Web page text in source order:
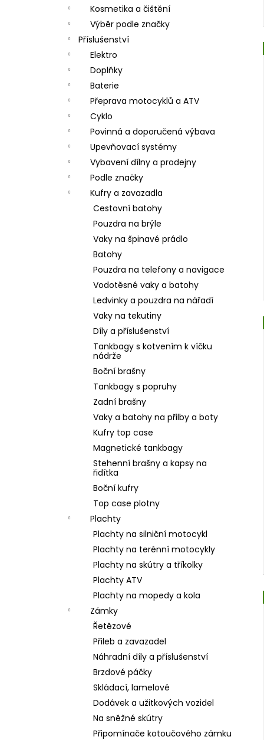
Kosmetika a čištění
Výběr podle značky
Příslušenství
Elektro
Doplňky
Baterie
Přeprava motocyklů a ATV
Cyklo
Povinná a doporučená výbava
Upevňovací systémy
Vybavení dílny a prodejny
Podle značky
Kufry a zavazadla
Cestovní batohy
Pouzdra na brýle
Vaky na špinavé prádlo
Batohy
Pouzdra na telefony a navigace
Vodotěsné vaky a batohy
Ledvinky a pouzdra na nářadí
Vaky na tekutiny
Díly a příslušenství
Tankbagy s kotvením k víčku
nádrže
Boční brašny
Tankbagy s popruhy
Zadní brašny
Vaky a batohy na přilby a boty
Kufry top case
Magnetické tankbagy
Stehenní brašny a kapsy na
řidítka
Boční kufry
Top case plotny
Plachty
Plachty na silniční motocykl
Plachty na terénní motocykly
Plachty na skútry a tříkolky
Plachty ATV
Plachty na mopedy a kola
Zámky
Řetězové
Přileb a zavazadel
Náhradní díly a příslušenství
Brzdové páčky
Skládací, lamelové
Dodávek a užitkových vozidel
Na sněžné skútry
Připomínače kotoučového zámku